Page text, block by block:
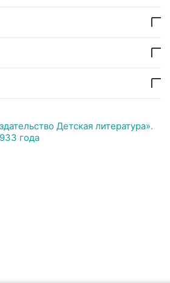
Детская литература».
года